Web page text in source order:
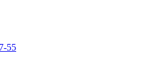
55